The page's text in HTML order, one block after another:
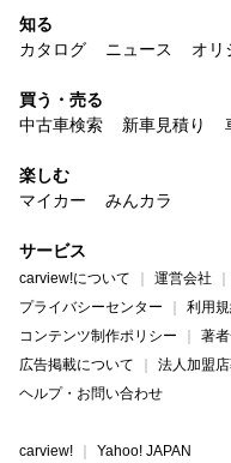
知る
カタログ
ニュース オリ
買う・売る
中古車検索
新車見積り
楽しむ
マイカー
みんカラ
サービス
carview!について 運営会社
プライバシーセンター
利用
コンテンツ制作ポリシー
著
広告掲載について
法人加盟
ヘルプ・お問い合わせ
carview! Yahoo! JAPAN